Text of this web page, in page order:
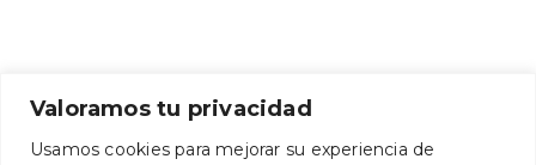
Valoramos tu privacidad
Usamos cookies para mejorar su experiencia de